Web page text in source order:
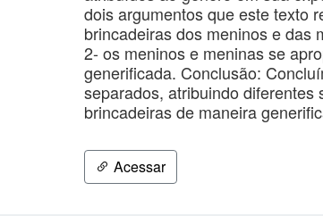
dois argumentos que este texto
brincadeiras dos meninos e das
2- os meninos e meninas se
generificada. Conclusão:
separados, atribuindo
brincadeiras de maneira
Acessar